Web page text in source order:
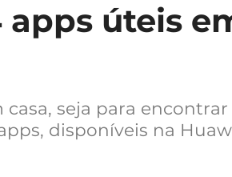
úteis
seja para encontrar
disponíveis na